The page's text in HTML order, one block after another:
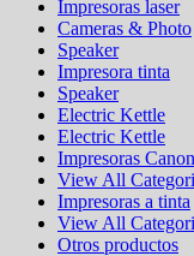
Impresoras laser
Cameras & Photo
Speaker
Impresora tinta
Speaker
Electric Kettle
Electric Kettle
Impresoras Canon
View All
Impresoras a tinta
View All
Otros productos